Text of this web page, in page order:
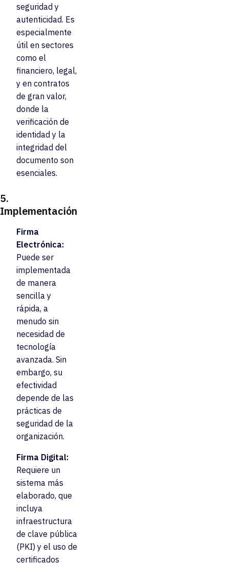
seguridad y
autenticidad. Es
especialmente
útil en sectores
como el
financiero, legal,
y en contratos
de gran valor,
donde la
verificación de
identidad y la
integridad del
documento son
esenciales.
5.
Implementación
Firma
Electrónica:
Puede ser
implementada
de manera
sencilla y
rápida, a
menudo sin
necesidad de
tecnología
avanzada. Sin
embargo, su
efectividad
depende de las
prácticas de
seguridad de la
organización.
Firma Digital:
Requiere un
sistema más
elaborado, que
incluya
infraestructura
de clave pública
(PKI) y el uso de
certificados